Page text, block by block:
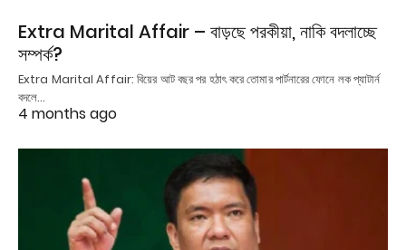
Extra Marital Affair – বাড়ছে পরকীয়া, নাকি বদলাচ্ছে
সম্পর্ক?
Extra Marital Affair: বিয়ের আট বছর পর হঠাৎ করে তোমার পার্টনারের ফোনে লক প্যাটার্ন
বদলে…
4 months ago